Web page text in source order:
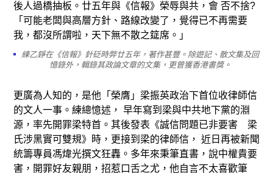
後人過橋抽板。廿五年與《信報》榮辱與共，會 否不捨?
「可能老闆與高層方針、路線改變了，覺得已不再需要
我，都沒所謂啦，天下無不散之筵席。」
練乙錚在《信報》針砭時弊廿五年，著作甚豐。除遊記、散文集及回
憶錄外，輯錄其政論文章的文集，更曾獲香港書獎。
更廣為人知的，是他「榮膺」梁振英政治下首位收律師信
的文人一事。練總憶述， 早年寫到梁與中共地下黨的淵
源，率先開罪梁特首。其後發表《誠信問題已非要害 梁
氏涉黑實可雙規》時，更接到梁的律師信， 近日再被新聞
統籌專員馮煒光撰文狂轟。多年來秉筆直書，說中權貴要
害，開罪好友親朋，招惹口舌之尤，他自言不太喜歡筆